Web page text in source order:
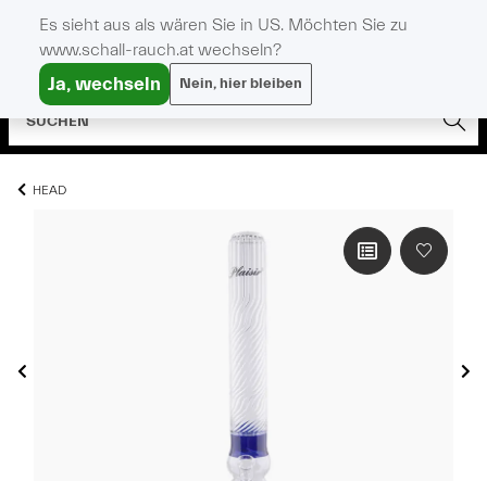
HEAD
Es sieht aus als wären Sie in US. Möchten Sie zu
www.schall-rauch.at wechseln?
Ja, wechseln Nein, hier bleiben